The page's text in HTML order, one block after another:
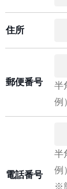
住所
郵便番号
半
例
電話番号
半
例
※